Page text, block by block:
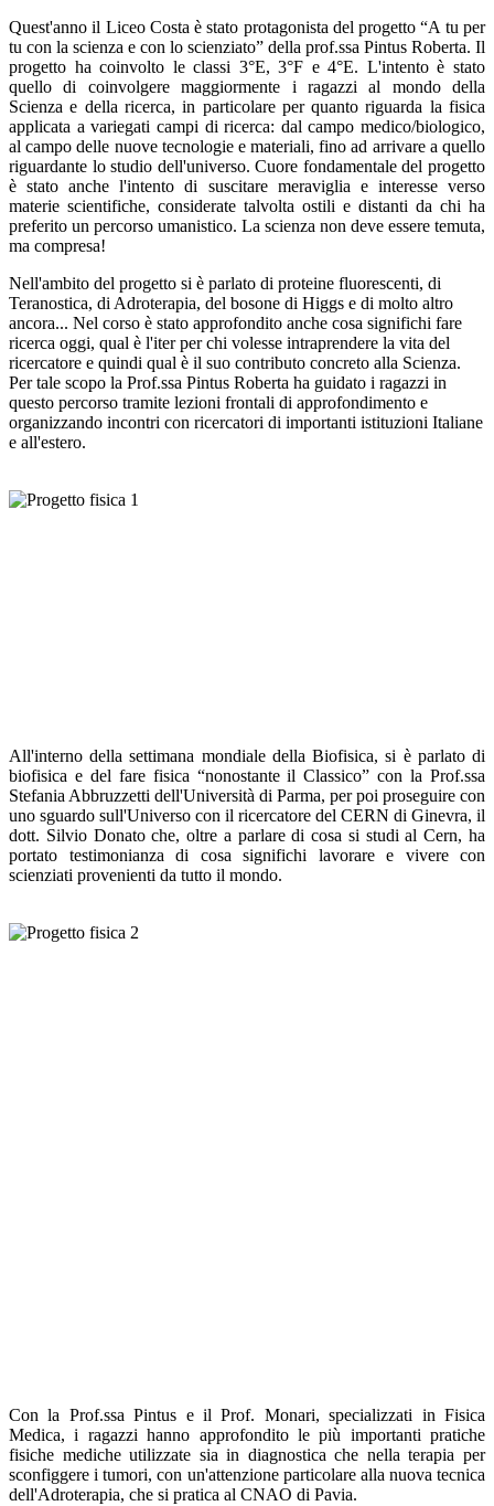
Quest'anno il Liceo Costa è stato protagonista del progetto “A tu per
tu con la scienza e con lo scienziato” della prof.ssa Pintus Roberta. Il
progetto ha coinvolto le classi 3°E, 3°F e 4°E. L'intento è stato
quello di coinvolgere maggiormente i ragazzi al mondo della
Scienza e della ricerca, in particolare per quanto riguarda la fisica
applicata a variegati campi di ricerca: dal campo medico/biologico,
al campo delle nuove tecnologie e materiali, fino ad arrivare a quello
riguardante lo studio dell'universo. Cuore fondamentale del progetto
è stato anche l'intento di suscitare meraviglia e interesse verso
materie scientifiche, considerate talvolta ostili e distanti da chi ha
preferito un percorso umanistico. La scienza non deve essere temuta,
ma compresa!
Nell'ambito del progetto si è parlato di proteine fluorescenti, di
Teranostica, di Adroterapia, del bosone di Higgs e di molto altro
ancora... Nel corso è stato approfondito anche cosa significhi fare
ricerca oggi, qual è l'iter per chi volesse intraprendere la vita del
ricercatore e quindi qual è il suo contributo concreto alla Scienza.
Per tale scopo la Prof.ssa Pintus Roberta ha guidato i ragazzi in
questo percorso tramite lezioni frontali di approfondimento e
organizzando incontri con ricercatori di importanti istituzioni Italiane
e all'estero.
All'interno della settimana mondiale della Biofisica, si è parlato di
biofisica e del fare fisica “nonostante il Classico” con la Prof.ssa
Stefania Abbruzzetti dell'Università di Parma, per poi proseguire con
uno sguardo sull'Universo con il ricercatore del CERN di Ginevra, il
dott. Silvio Donato che, oltre a parlare di cosa si studi al Cern, ha
portato testimonianza di cosa significhi lavorare e vivere con
scienziati provenienti da tutto il mondo.
Con la Prof.ssa Pintus e il Prof. Monari, specializzati in Fisica
Medica, i ragazzi hanno approfondito le più importanti pratiche
fisiche mediche utilizzate sia in diagnostica che nella terapia per
sconfiggere i tumori, con un'attenzione particolare alla nuova tecnica
dell'Adroterapia, che si pratica al CNAO di Pavia.